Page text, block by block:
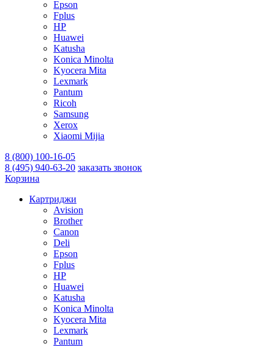
Epson
Fplus
HP
Huawei
Katusha
Konica Minolta
Kyocera Mita
Lexmark
Pantum
Ricoh
Samsung
Xerox
Xiaomi Mijia
8 (800) 100-16-05
8 (495) 940-63-20 заказать звонок
Корзина
Картриджи
Avision
Brother
Canon
Deli
Epson
Fplus
HP
Huawei
Katusha
Konica Minolta
Kyocera Mita
Lexmark
Pantum